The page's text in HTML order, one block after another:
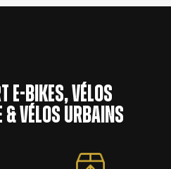
e-bikes, vélos
& vélos urbains